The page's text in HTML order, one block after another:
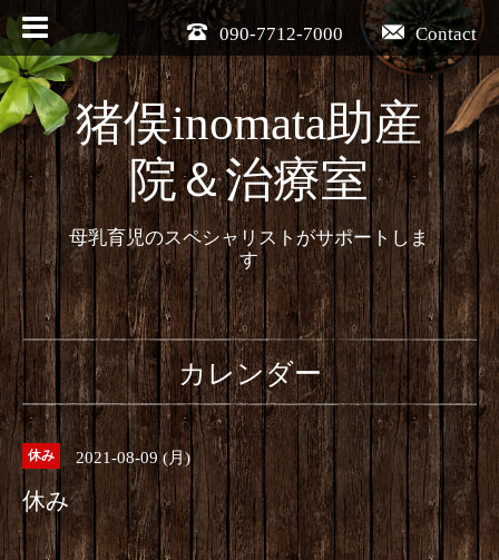
Contact
090-7712-7000
猪俣inomata助産
院＆治療室
母乳育児のスペシャリストがサポートしま
す
カレンダー
休み 2021-08-09 (月)
休み